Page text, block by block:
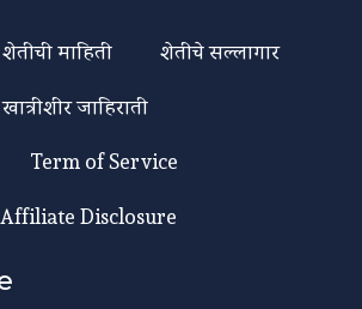
शेतीची माहिती
शेतीचे सल्लागार
खात्रीशीर जाहिराती
Term of Service
Affiliate Disclosure